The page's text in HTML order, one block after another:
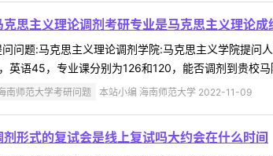
克思主义理论调剂考研专业是马克思主义理论
问问题:马克思主义理论调剂学院:马克思主义学院提
英语45，专业课分别为126和120，能否调剂到贵校
南师范大学考研问题 本站小编 海南师范大学 2022-11-09
剂形式的复试会是线上复试吗大约会在什么时间